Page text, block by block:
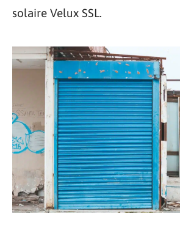
solaire Velux SSL.